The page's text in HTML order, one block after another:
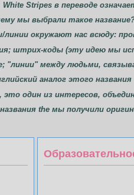
White Stripes в переводе
мы выбрали такое
линии окружают нас всюду:
штрих-коды (эту идею мы
"линии" между людьми,
аналог этого
это один из интересов,
the мы получили